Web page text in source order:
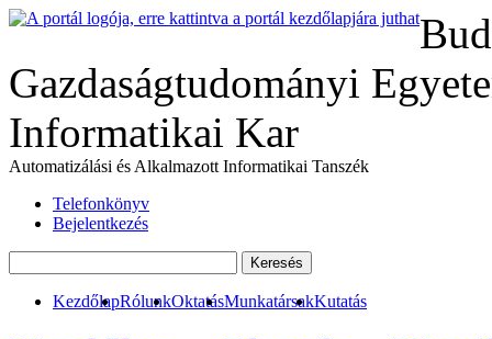
Gazdaságtudományi
Informatikai Kar
Automatizálási és Alkalmazott Informatikai Tanszék
Telefonkönyv
Bejelentkezés
KezdőlapRólunkOktatásMunkatársakKutatás